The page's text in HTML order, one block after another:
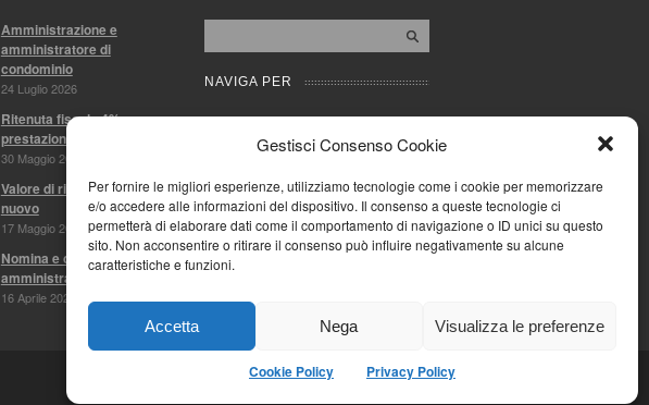
Gestisci Consenso Cookie
Per fornire le migliori esperienze, utilizziamo tecnologie come i cookie per memorizzare
e/o accedere alle informazioni del dispositivo. Il consenso a queste tecnologie ci
permetterà di elaborare dati come il comportamento di navigazione o ID unici su questo
sito. Non acconsentire o ritirare il consenso può influire negativamente su alcune
caratteristiche e funzioni.
Accetta Nega Visualizza le preferenze
Cookie Policy Privacy Policy
Amministrazione e
amministratore di
condominio
24 Luglio 2026
Ritenuta fiscale 4%,
prestazioni soggette
30 Maggio 2026
Valore di ricostruzione a
nuovo
17 Maggio 2026
Nomina e conferma
amministratore
16 Aprile 2026
NAVIGA PER
Mappa completa
Mappa categorie
Privacy Policy
Forum
Iscriviti alla Community
AziendaCondominio